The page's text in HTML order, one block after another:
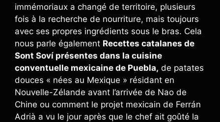
immémoriaux a changé de territoire, plusieurs
fois à la recherche de nourriture, mais toujours
avec ses propres ingrédients sous le bras. Cela
nous parle également Recettes catalanes de
Sont Soví présentes dans la cuisine
conventuelle mexicaine de Puebla, de patates
douces « nées au Mexique » résidant en
Nouvelle-Zélande avant l’arrivée de Nao de
Chine ou comment le projet mexicain de Ferrán
Adrià a vu le jour après que le chef ait goûté la